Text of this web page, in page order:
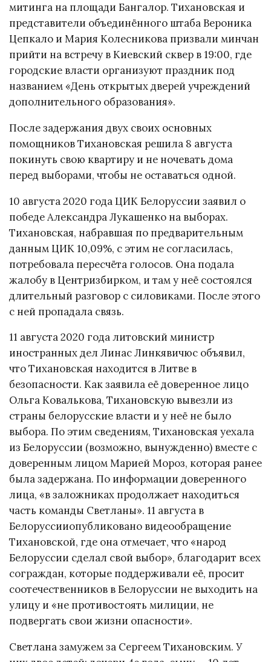
митинга на площади Бангалор. Тихановская и
представители объединённого штаба Вероника
Цепкало и Мария Колесникова призвали минчан
прийти на встречу в Киевский сквер в 19:00, где
городские власти организуют праздник под
названием «День открытых дверей учреждений
дополнительного образования».
После задержания двух своих основных
помощников Тихановская решила 8 августа
покинуть свою квартиру и не ночевать дома
перед выборами, чтобы не оставаться одной.
10 августа 2020 года ЦИК Белоруссии заявил о
победе Александра Лукашенко на выборах.
Тихановская, набравшая по предварительным
данным ЦИК 10,09%, с этим не согласилась,
потребовала пересчёта голосов. Она подала
жалобу в Центризбирком, и там у неё состоялся
длительный разговор с силовиками. После этого
с ней пропадала связь.
11 августа 2020 года литовский министр
иностранных дел Линас Линкявичюс объявил,
что Тихановская находится в Литве в
безопасности. Как заявила её доверенное лицо
Ольга Ковалькова, Тихановскую вывезли из
страны белорусские власти и у неё не было
выбора. По этим сведениям, Тихановская уехала
из Белоруссии (возможно, вынужденно) вместе с
доверенным лицом Марией Мороз, которая ранее
была задержана. По информации доверенного
лица, «в заложниках продолжает находиться
часть команды Светланы». 11 августа в
Белоруссииопубликовано видеообращение
Тихановской, где она отмечает, что «народ
Белоруссии сделал свой выбор», благодарит всех
сограждан, которые поддерживали её, просит
соотечественников в Белоруссии не выходить на
улицу и «не противостоять милиции, не
подвергать свои жизни опасности».
Светлана замужем за Сергеем Тихановским. У